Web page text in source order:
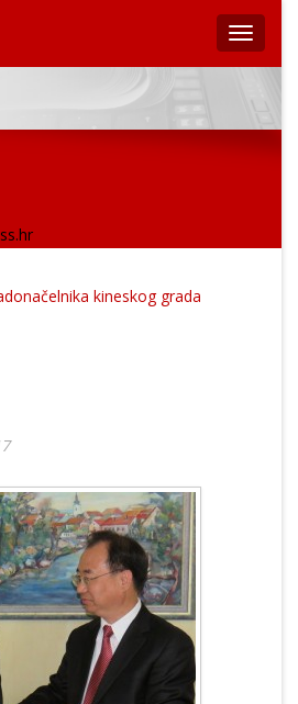
kineskog grada